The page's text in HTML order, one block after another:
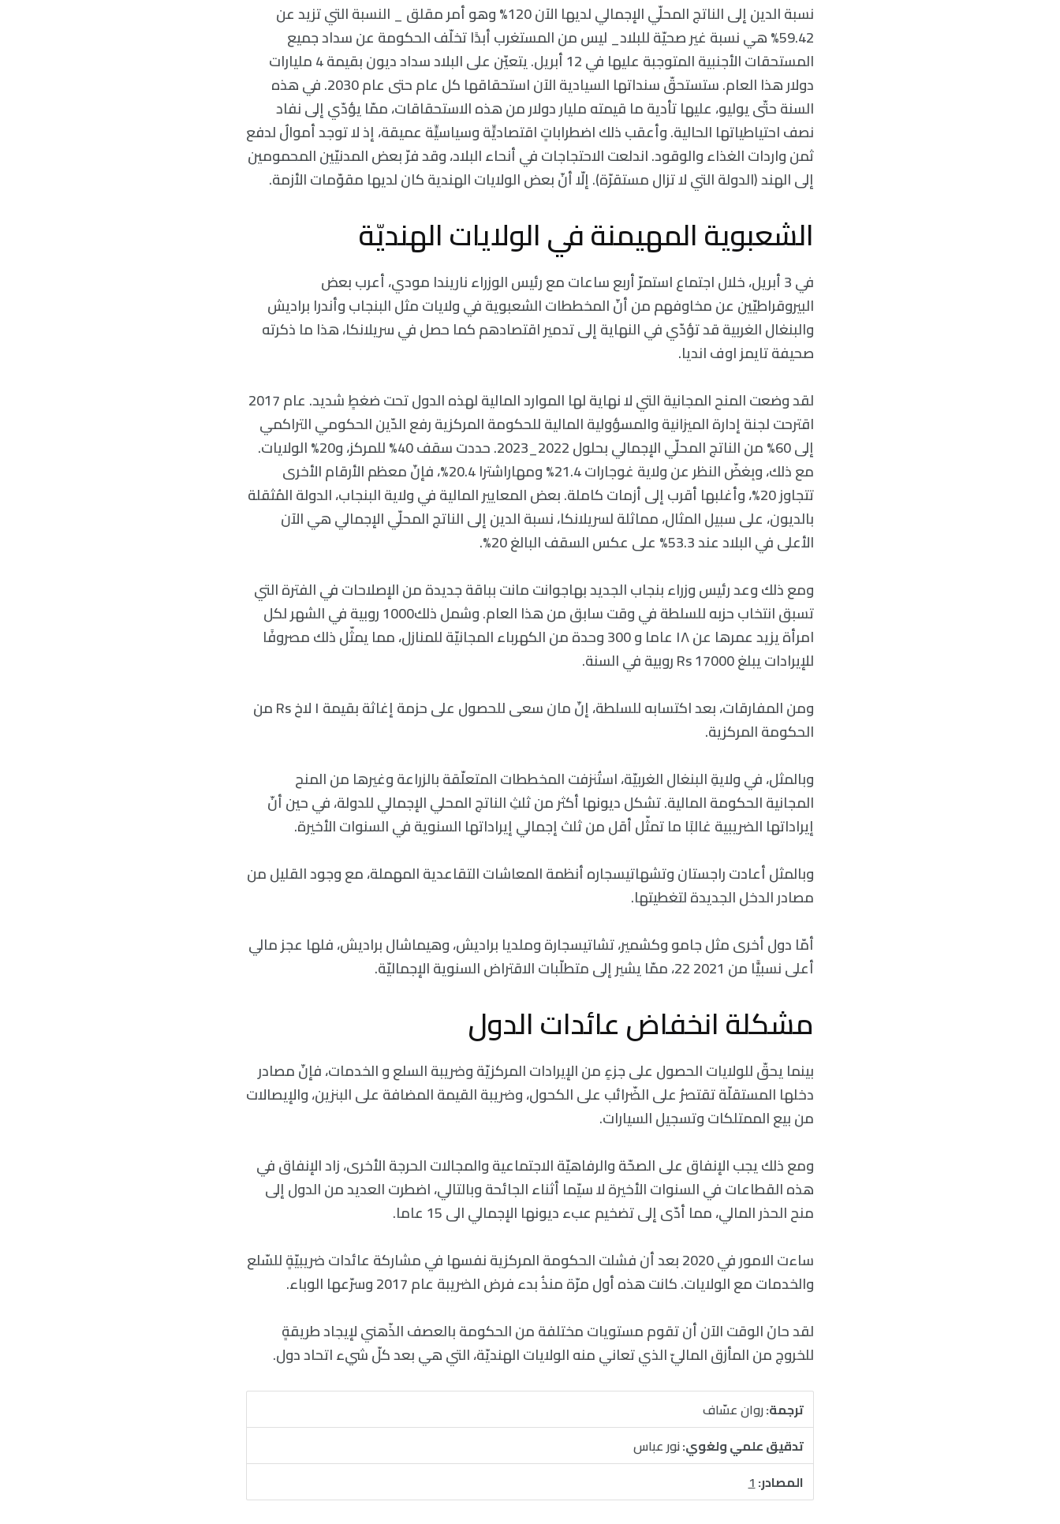
نسبة الدين إلى الناتج المحلّي الإجمالي لديها الآن 120% وهو أمر مقلق _ النسبة التي تزيد عن
59.42% هي نسبة غير صحيّة للبلاد_ ليس من المستغرب أبدًا تخلّف الحكومة عن سداد جميع
المستحقات الأجنبية المتوجبة عليها في 12 أبريل. يتعيّن على البلاد سداد ديون بقيمة 4 مليارات
دولار هذا العام. ستستحقّ سنداتها السيادية الآن استحقاقها كل عام حتى عام 2030. في هذه
السنة حتّى يوليو، عليها تأدية ما قيمته مليار دولار من هذه الاستحقاقات، ممّا يؤدّي إلى نفاد
نصف احتياطياتها الحالية. وأعقب ذلك اضطراباتٍ اقتصاديٍّة وسياسيٍّة عميقة، إذ لا توجد أموالٌ لدفع
ثمن واردات الغذاء والوقود. اندلعت الاحتجاجات في أنحاء البلاد، وقد فرّ بعض المدنيّين المحمومين
إلى الهند (الدولة التي لا تزال مستقرّة). إلّا أنّ بعض الولايات الهندية كان لديها مقوّمات الأزمة.
الشعبوية المهيمنة في الولايات الهنديّة
في 3 أبريل، خلال اجتماع استمرّ أربع ساعات مع رئيس الوزراء ناريندا مودي، أعرب بعض
البيروقراطيّين عن مخاوفهم من أنّ المخططات الشعبوية في ولايات مثل البنجاب وأندرا براديش
والبنغال الغربية قد تؤدّي في النهاية إلى تدمير اقتصادهم كما حصل في سريلانكا، هذا ما ذكرته
صحيفة تايمز اوف انديا.
لقد وضعت المنح المجانية التي لا نهاية لها الموارد المالية لهذه الدول تحت ضغطٍ شديد. عام 2017
اقترحت لجنة إدارة الميزانية والمسؤولية المالية للحكومة المركزية رفع الدّين الحكومي التراكمي
إلى 60% من الناتج المحلّي الإجمالي بحلول 2022_2023. حددت سقف 40% للمركز، و20% الولايات.
مع ذلك، وبِغضّ النظر عن ولاية غوجارات 21.4% ومهاراشترا 20.4%، فإنّ معظم الأرقام الأخرى
تتجاوز 20%، وأغلبها أقرب إلى أزمات كاملة. بعض المعايير المالية في ولاية البنجاب، الدولة المُثقلة
بالديون، على سبيل المثال، مماثلة لسريلانكا، نسبة الدين إلى الناتج المحلّي الإجمالي هي الآن
الأعلى في البلاد عند 53.3% على عكس السقف البالغ 20%.
ومع ذلك وعد رئيس وزراء بنجاب الجديد بهاجوانت مانت بباقة جديدة من الإصلاحات في الفترة التي
تسبق انتخاب حزبه للسلطة في وقت سابق من هذا العام. وشمل ذلك1000 روبية في الشهر لكل
امرأة يزيد عمرها عن ١٨ عاما و 300 وحدة من الكهرباء المجانيّة للمنازل، مما يمثّل ذلك مصروفًا
للإيرادات يبلغ 17000 Rs روبية في السنة.
ومن المفارقات، بعد اكتسابه للسلطة، إنّ مان سعى للحصول على حزمة إغاثة بقيمة ١ لاخ Rs من
الحكومة المركزية.
وبالمثل، في ولايةِ البنغال الغربيّة، استُنزفت المخططات المتعلّقة بالزراعة وغيرها من المنح
المجانية الحكومة المالية. تشكل ديونها أكثر من ثلثِ الناتج المحلي الإجمالي للدولة، في حين أنّ
إيراداتها الضريبية غالبًا ما تمثّل أقل من ثلث إجمالي إيراداتها السنوية في السنوات الأخيرة.
وبالمثل أعادت راجستان وتشهاتيسجاره أنظمة المعاشات التقاعدية المهملة، مع وجود القليل من
مصادر الدخل الجديدة لتغطيتها.
أمّا دول أخرى مثل جامو وكشمير، تشاتيسجارة وملديا براديش، وهيماشال براديش، فلها عجز مالي
أعلى نسبيًّا من 2021 22، ممّا يشير إلى متطلّبات الاقتراض السنوية الإجماليّة.
مشكلة انخفاض عائدات الدول
بينما يحقّ للولايات الحصول على جزءٍ من الإيرادات المركزيّة وضريبة السلع و الخدمات، فإنّ مصادر
دخلها المستقلّة تقتصرُ على الضّرائب على الكحول، وضريبة القيمة المضافة على البنزين، والإيصالات
من بيع الممتلكات وتسجيل السيارات.
ومع ذلك يجب الإنفاق على الصحّة والرفاهيّة الاجتماعية والمجالات الحرجة الأخرى، زاد الإنفاق في
هذه القطاعات في السنوات الأخيرة لا سيّما أثناء الجائحة وبالتالي، اضطرت العديد من الدول إلى
منح الحذر المالي، مما أدّى إلى تضخيم عبء ديونها الإجمالي الى 15 عاما.
ساءت الامور في 2020 بعد أن فشلت الحكومة المركزية نفسها في مشاركة عائدات ضريبيّةٍ للسّلع
والخدمات مع الولايات. كانت هذه أول مرّة منذُ بدء فرض الضريبة عام 2017 وسرّعها الوباء.
لقد حانَ الوقت الآن أن تقوم مستويات مختلفة من الحكومة بالعصف الذّهني لإيجاد طريقةٍ
للخروج من المأزق الماليّ الذي تعاني منه الولايات الهنديّة، التي هي بعد كلّ شيء اتحاد دول.
ترجمة:روان عسّاف
تدقيق علمي ولغوي:نور عباس
المصادر:1